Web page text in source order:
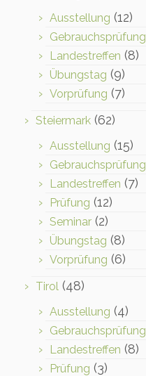
Ausstellung (12)
Gebrauchsprüfung
Landestreffen (8)
Übungstag (9)
Vorprüfung (7)
Steiermark (62)
Ausstellung (15)
Gebrauchsprüfung
Landestreffen (7)
Prüfung (12)
Seminar (2)
Übungstag (8)
Vorprüfung (6)
Tirol (48)
Ausstellung (4)
Gebrauchsprüfung
Landestreffen (8)
Prüfung (3)